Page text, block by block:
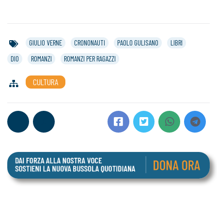
GIULIO VERNE CRONONAUTI PAOLO GULISANO
LIBRI
DIO
ROMANZI ROMANZI PER RAGAZZI
CULTURA